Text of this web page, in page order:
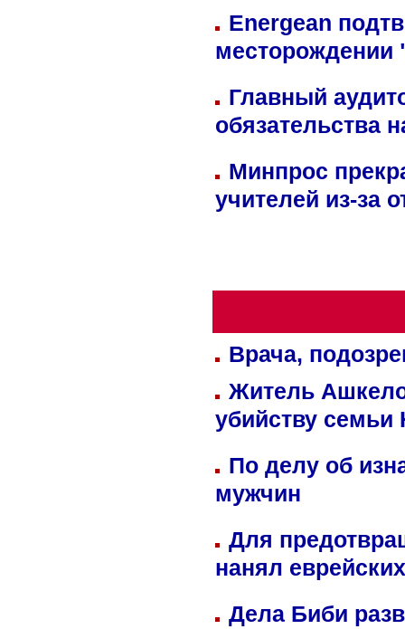
Energean
Главный
обязательства
Минпрос
учителей из-за
Врача,
Житель
убийству семьи
По делу об
мужчин
Для
нанял
Дела Биби